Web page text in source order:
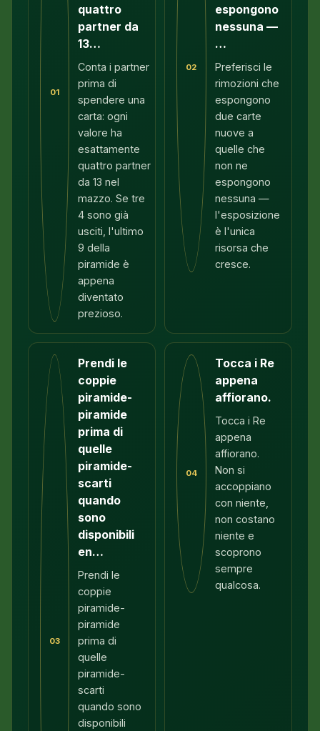
01
quattro
partner da
13…
Conta i partner
prima di
spendere una
carta: ogni
valore ha
esattamente
quattro partner
da 13 nel
mazzo. Se tre
4 sono già
usciti, l'ultimo
9 della
piramide è
appena
diventato
prezioso.
02
espongono
nessuna —
…
Preferisci le
rimozioni che
espongono
due carte
nuove a
quelle che
non ne
espongono
nessuna —
l'esposizione
è l'unica
risorsa che
cresce.
03
Prendi le
coppie
piramide-
piramide
prima di
quelle
piramide-
scarti
quando
sono
disponibili
en…
Prendi le
coppie
piramide-
piramide
prima di
quelle
piramide-
scarti
quando sono
disponibili
04
Tocca i Re
appena
affiorano.
Tocca i Re
appena
affiorano.
Non si
accoppiano
con niente,
non costano
niente e
scoprono
sempre
qualcosa.